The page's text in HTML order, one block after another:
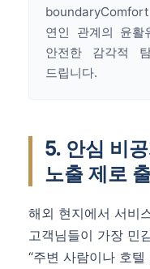
연인 관계의 윤활
안전한 감각적
드립니다.
5. 안심 비
노출 제로
해외 현지에서 서비
고객님들이 가장 민
“주변 사람이나 호